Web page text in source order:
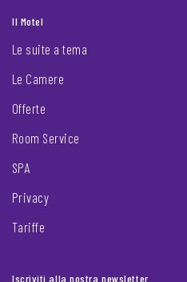
Il Motel
Le suite a tema
Le Camere
Offerte
Room Service
SPA
Privacy
Tariffe
Iscriviti alla nostra newsletter